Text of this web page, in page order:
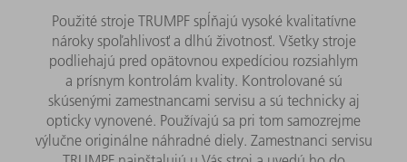
Použité stroje TRUMPF spĺňajú vysoké kvalitatívne
nároky spoľahlivosť a dlhú životnosť. Všetky stroje
podliehajú pred opätovnou expedíciou rozsiahlym
a prísnym kontrolám kvality. Kontrolované sú
skúsenými zamestnancami servisu a sú technicky aj
opticky vynovené. Používajú sa pri tom samozrejme
výlučne originálne náhradné diely. Zamestnanci servisu